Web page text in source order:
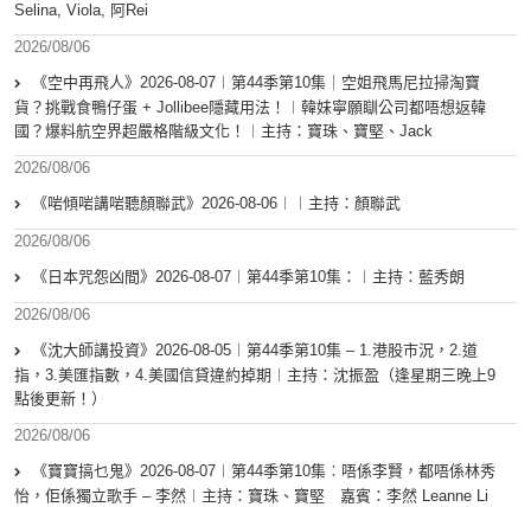
Selina, Viola, 阿Rei
2026/08/06
《空中再飛人》2026-08-07︱第44季第10集｜空姐飛馬尼拉掃淘寶
貨？挑戰食鴨仔蛋 + Jollibee隱藏用法！︱韓妹寧願瞓公司都唔想返韓
國？爆料航空界超嚴格階級文化！︱主持：寶珠、寶堅、Jack
2026/08/06
《啱傾啱講啱聽顏聯武》2026-08-06︱︱主持：顏聯武
2026/08/06
《日本咒怨凶間》2026-08-07︱第44季第10集：︱主持：藍秀朗
2026/08/06
《沈大師講投資》2026-08-05︱第44季第10集 – 1.港股市況，2.道
指，3.美匯指數，4.美國信貸違約掉期︱主持：沈振盈（逢星期三晚上9
點後更新！）
2026/08/06
《寶寶搞乜鬼》2026-08-07︱第44季第10集︰唔係李賢，都唔係林秀
怡，佢係獨立歌手 – 李然︱主持：寶珠、寶堅 嘉賓：李然 Leanne Li